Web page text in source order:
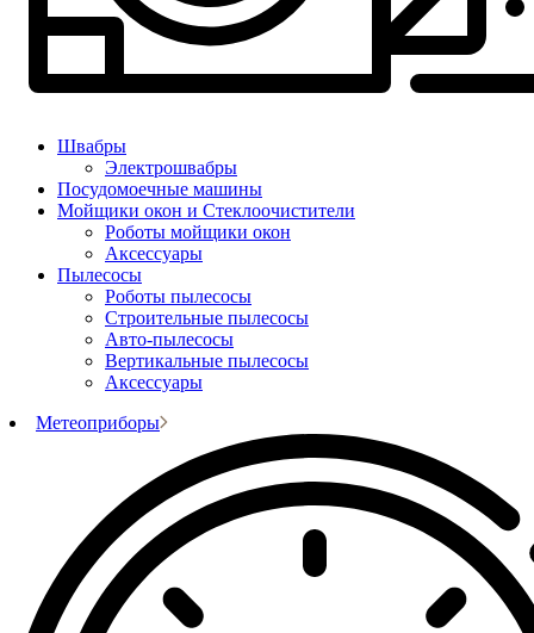
Швабры
Электрошвабры
Посудомоечные машины
Мойщики окон и Стеклоочистители
Роботы мойщики окон
Аксессуары
Пылесосы
Роботы пылесосы
Строительные пылесосы
Авто-пылесосы
Вертикальные пылесосы
Аксессуары
Метеоприборы